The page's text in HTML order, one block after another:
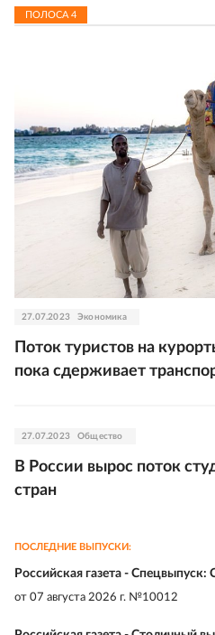
ПОЛОСА 4
27.07.2023 Экономика
Поток туристов на
пока сдерживает
27.07.2023 Общество
В России вырос поток
стран
ПОСЛЕДНИЕ ВЫПУСКИ:
Российская газета - Спецвыпуск:
от 07 августа 2026 г. №10012